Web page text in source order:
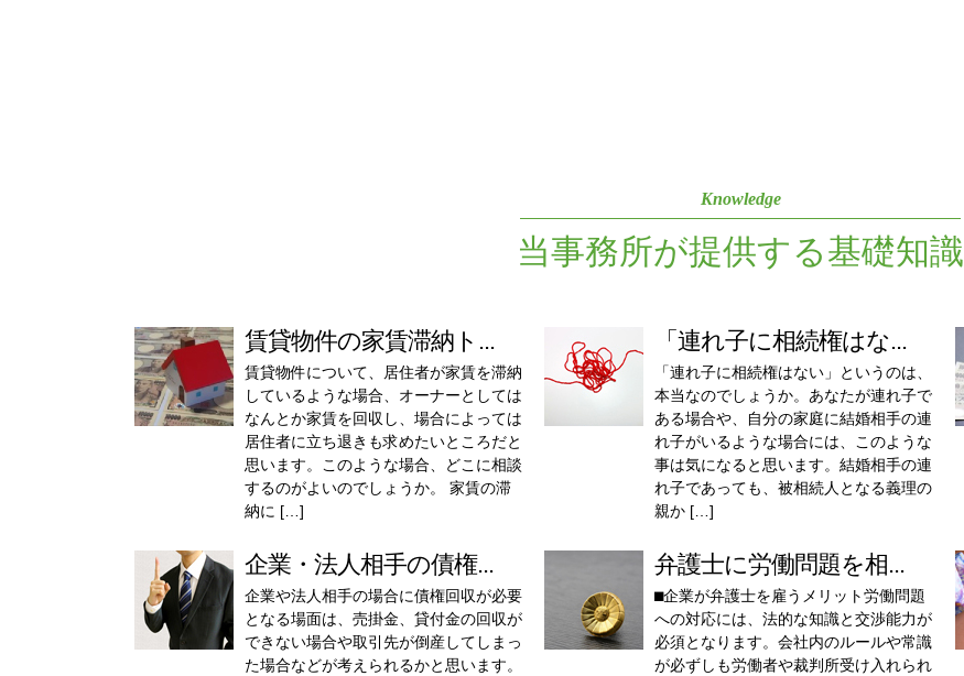
Knowledge
当事務所が提供する基礎知識
賃貸物件の家賃滞納ト...
賃貸物件について、居住者が家賃を滞納
しているような場合、オーナーとしては
なんとか家賃を回収し、場合によっては
居住者に立ち退きも求めたいところだと
思います。このような場合、どこに相談
するのがよいのでしょうか。 家賃の滞
納に […]
「連れ子に相続権はな...
「連れ子に相続権はない」というのは、
本当なのでしょうか。あなたが連れ子で
ある場合や、自分の家庭に結婚相手の連
れ子がいるような場合には、このような
事は気になると思います。結婚相手の連
れ子であっても、被相続人となる義理の
親か […]
企業・法人相手の債権...
企業や法人相手の場合に債権回収が必要
となる場面は、売掛金、貸付金の回収が
できない場合や取引先が倒産してしまっ
た場合などが考えられるかと思います。
弁護士に労働問題を相...
⬛︎企業が弁護士を雇うメリット労働問題
への対応には、法的な知識と交渉能力が
必須となります。会社内のルールや常識
が必ずしも労働者や裁判所受け入れられ